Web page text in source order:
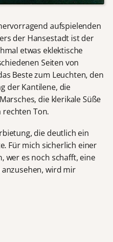
aufspielenden
der Hansestadt ist der
etwas eklektische
Seiten von
Beste zum Leuchten, den
der Kantilene, die
die klerikale Süße
rechten Ton.
die deutlich ein
Für mich sicherlich einer
wer es noch schafft, eine
wird mir